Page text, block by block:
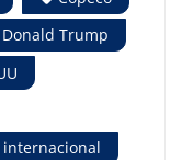
Donald Trump
internacional